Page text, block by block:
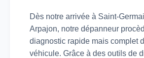
Dès notre arrivée à Saint-
Arpajon, notre dépanneur
diagnostic rapide mais complet
véhicule. Grâce à des outils de